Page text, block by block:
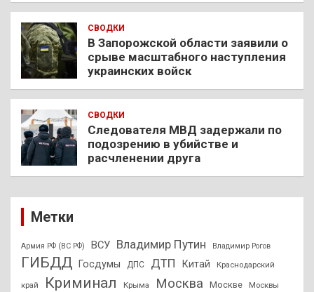
СВОДКИ
В Запорожской области заявили о
срыве масштабного наступления
украинских войск
СВОДКИ
Следователя МВД задержали по
подозрению в убийстве и
расчленении друга
Метки
Армия РФ (ВС РФ) ВСУ Владимир Путин Владимир Рогов
ГИБДД Госдумы ДПС ДТП Китай Краснодарский
край Криминал Крыма Москва Москве Москвы